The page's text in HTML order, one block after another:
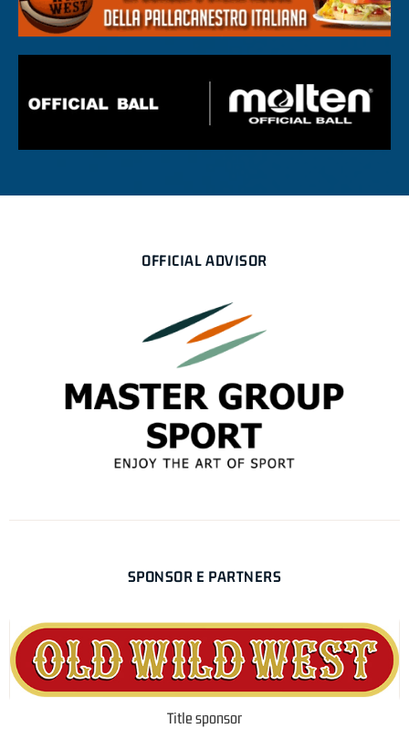
OFFICIAL ADVISOR
SPONSOR E PARTNERS
Title sponsor